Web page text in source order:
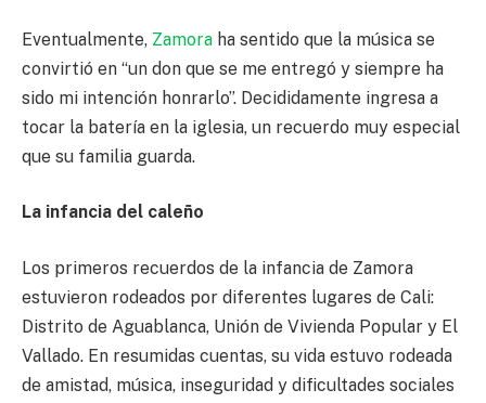
Eventualmente, Zamora ha sentido que la música se
convirtió en “un don que se me entregó y siempre ha
sido mi intención honrarlo”. Decididamente ingresa a
tocar la batería en la iglesia, un recuerdo muy especial
que su familia guarda.
La infancia del caleño
Los primeros recuerdos de la infancia de Zamora
estuvieron rodeados por diferentes lugares de Cali:
Distrito de Aguablanca, Unión de Vivienda Popular y El
Vallado. En resumidas cuentas, su vida estuvo rodeada
de amistad, música, inseguridad y dificultades sociales